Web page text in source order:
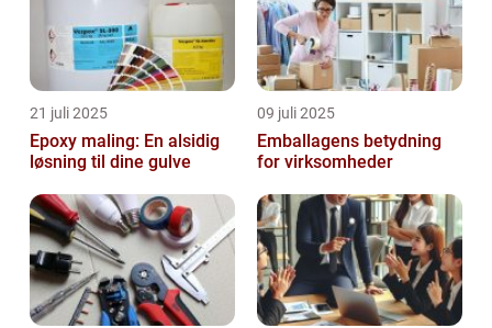
21 juli 2025
Epoxy maling: En alsidig
løsning til dine gulve
09 juli 2025
Emballagens betydning
for virksomheder